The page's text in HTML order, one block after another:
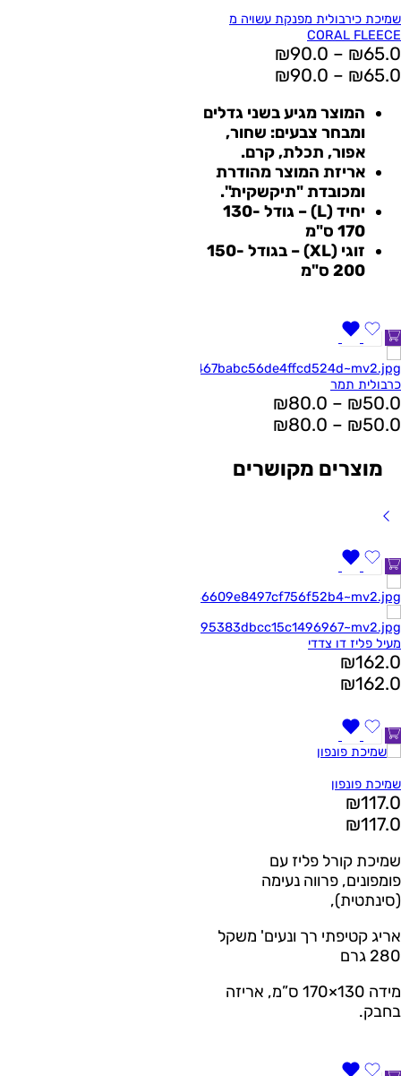
שמיכת כירבולית מפנקת עשויה מ
CORAL FLEECE
₪65.0
–
₪90.0
₪65.0
–
₪90.0
המוצר מגיע בשני גדלים
ומבחר צבעים: שחור,
אפור, תכלת, קרם.
אריזת המוצר מהודרת
ומכובדת "תיקשקית".
יחיד(L)
– גודל 130-
170 ס"מ
זוגי (XL) – בגודל 150-
200 ס"מ
כרבולית תמר
₪50.0
–
₪80.0
₪50.0
–
₪80.0
מוצרים מקושרים
מעיל פליז דו צדדי
₪162.0
₪162.0
שמיכת פונפון
₪117.0
₪117.0
שמיכת קורל פליז עם
פומפונים, פרווה נעימה
(סינתטית),
אריג קטיפתי רך ונעים' משקל
280 גרם
מידה 130×170 ס”מ, אריזה
בחבק.